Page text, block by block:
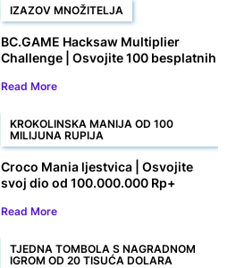
IZAZOV MNOŽITELJA
BC.GAME Hacksaw Multiplier
Challenge | Osvojite 100 besplatnih
Read More
KROKOLINSKA MANIJA OD 100
MILIJUNA RUPIJA
Croco Mania ljestvica | Osvojite
svoj dio od 100.000.000 Rp+
Read More
TJEDNA TOMBOLA S NAGRADNOM
IGROM OD 20 TISUĆA DOLARA